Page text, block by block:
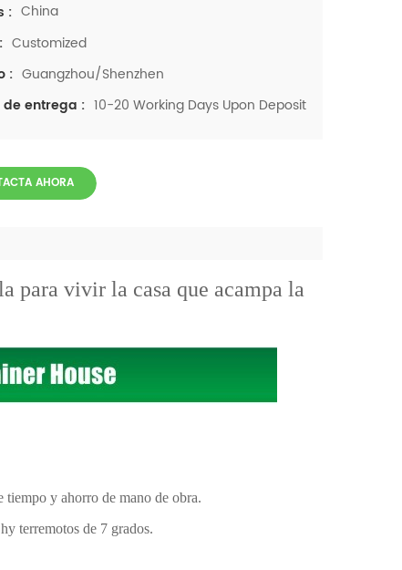
: China
Customized
: Guangzhou/Shenzhen
entrega : 10-20 Working Days Upon Deposit
AHORA
para vivir la casa que acampa la
y ahorro de mano de obra.
terremotos de 7 grados.